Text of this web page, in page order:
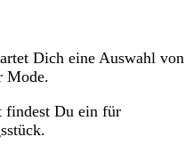
Dich eine Auswahl von
Mode.
findest Du ein für